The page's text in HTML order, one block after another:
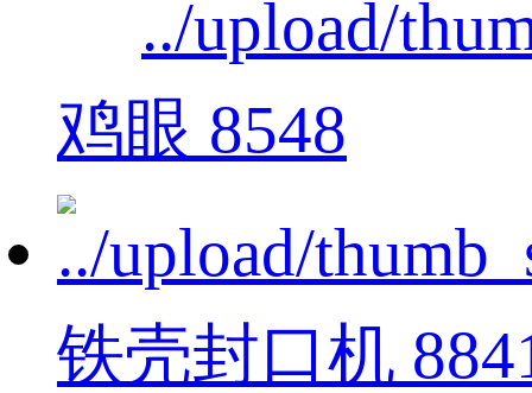
鸡眼 8548
铁壳封口机